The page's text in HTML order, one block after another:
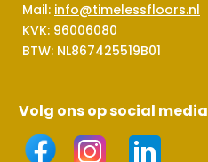
Mail: info@timelessfloors.nl
KVK: 96006080
BTW: NL867425519B01
Volg ons op social media